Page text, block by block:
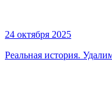
24 октября 2025
Реальная история.